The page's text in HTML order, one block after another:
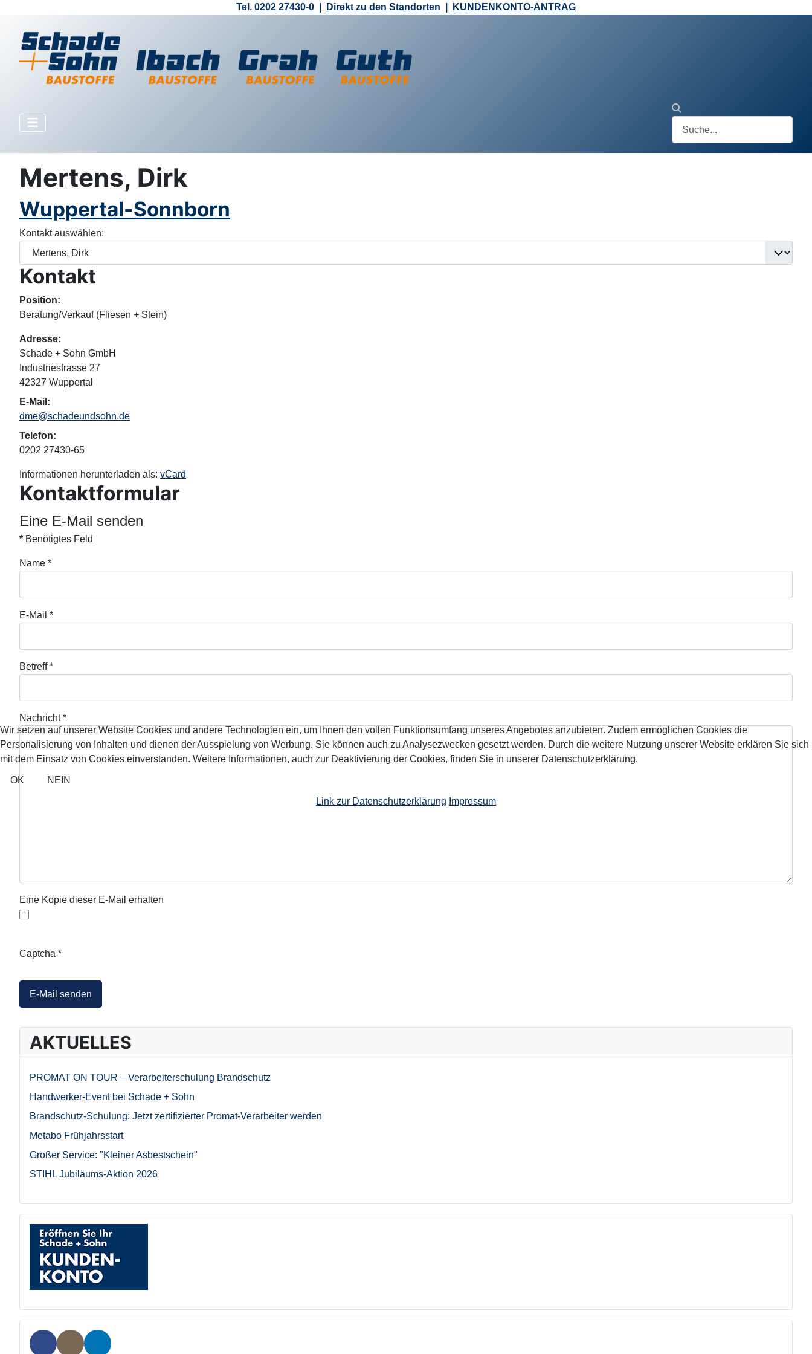
Tel. 0202 27430-0 Direkt zu den Standorten KUNDENKONTO-ANTRAG
Mertens, Dirk
Wuppertal-Sonnborn
Kontakt auswählen:
Kontakt
Position:
Beratung/Verkauf (Fliesen + Stein)
Adresse:
Schade + Sohn GmbH
Industriestrasse 27
42327 Wuppertal
E-Mail:
dme@schadeundsohn.de
Telefon:
0202 27430-65
Informationen herunterladen als: vCard
Kontaktformular
Eine E-Mail senden
* Benötigtes Feld
Name *
E-Mail *
Betreff*
Nachricht*
Eine Kopie dieser E-Mail erhalten
Captcha *
E-Mail senden
AKTUELLES
PROMAT ON TOUR – Verarbeiterschulung Brandschutz
Handwerker-Event bei Schade + Sohn
Brandschutz-Schulung: Jetzt zertifizierter Promat-Verarbeiter werden
Metabo Frühjahrsstart
Großer Service: "Kleiner Asbestschein"
STIHL Jubiläums-Aktion 2026
Wir setzen auf unserer Website Cookies und andere Technologien ein, um Ihnen den vollen Funktionsumfang unseres Angebotes anzubieten. Zudem ermöglichen Cookies die
Personalisierung von Inhalten und dienen der Ausspielung von Werbung. Sie können auch zu Analysezwecken gesetzt werden. Durch die weitere Nutzung unserer Website erklären Sie sich
mit dem Einsatz von Cookies einverstanden. Weitere Informationen, auch zur Deaktivierung der Cookies, finden Sie in unserer Datenschutzerklärung.
OK NEIN
Link zur Datenschutzerklärung Impressum